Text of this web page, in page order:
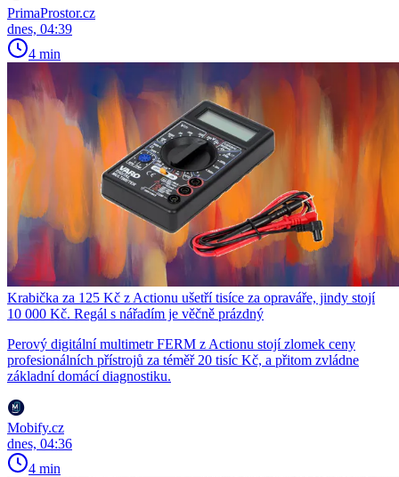
PrimaProstor.cz
dnes, 04:39
4 min
Krabička za 125 Kč z Actionu ušetří tisíce za opraváře, jindy stojí
10 000 Kč. Regál s nářadím je věčně prázdný
Perový digitální multimetr FERM z Actionu stojí zlomek ceny
profesionálních přístrojů za téměř 20 tisíc Kč, a přitom zvládne
základní domácí diagnostiku.
Mobify.cz
dnes, 04:36
4 min